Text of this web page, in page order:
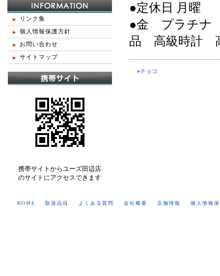
●定休日 月曜
●金 プラチナ
品 高級時計
«チョコ
リンク集
個人情報保護方針
お問い合わせ
サイトマップ
携帯サイトからユーズ田辺店
のサイトにアクセスできます
HOME 取扱品目 よくある質問 会社概要 店舗情報 個人情報